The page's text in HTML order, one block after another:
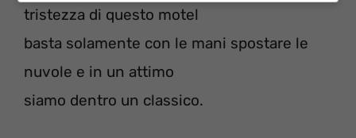
tristezza di questo motel
basta solamente con le mani spostare le
nuvole e in un attimo
siamo dentro un classico.